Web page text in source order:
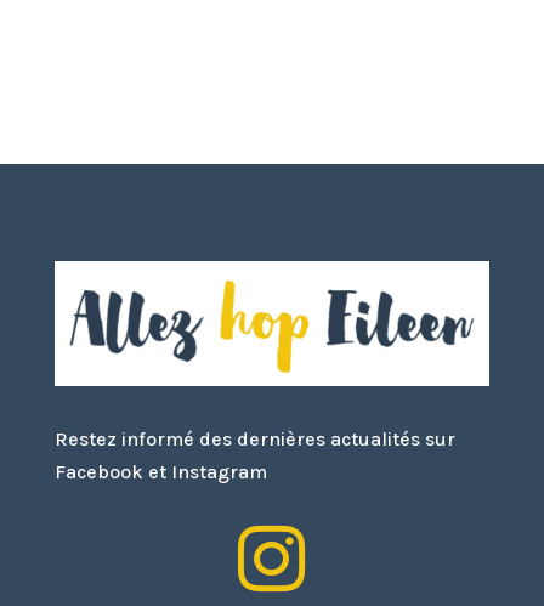
Restez informé des dernières actualités sur
Facebook et Instagram
